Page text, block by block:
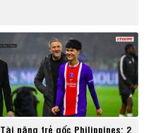
Tài năng trẻ gốc Philippines: 2